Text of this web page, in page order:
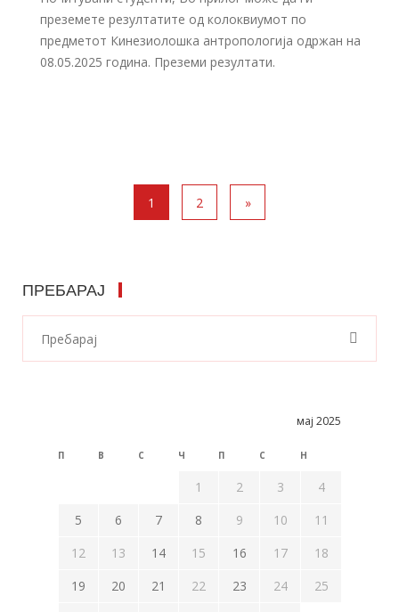
преземете резултатите од колоквиумот по
предметот Кинезиолошка антропологија одржан на
08.05.2025 година. Преземи резултати.
1 2 »
ПРЕБАРАЈ
мај 2025
П В С Ч П С Н
1 2 3
4
5
6 7 8 9 10
11
12
13 14 15 16 17
18
19
20 21 22 23 24
25